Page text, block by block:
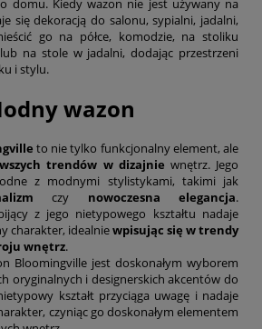
domu. Kiedy wazon nie jest używany na
się dekoracją do salonu, sypialni, jadalni,
go na półce, komodzie, na stoliku
na stole w jadalni, dodając przestrzeni
i stylu.
wazon
to nie tylko funkcjonalny element, ale
trendów w dizajnie wnętrz. Jego
z modnymi stylistykami, takimi jak
czy nowoczesna elegancja.
z jego nietypowego kształtu nadaje
charakter, idealniewpisując się w trendy
wnętrz.
Bloomingville jest doskonałym wyborem
oryginalnych i designerskich akcentów do
kształt przyciąga uwagę i nadaje
czyniąc go doskonałym elementem